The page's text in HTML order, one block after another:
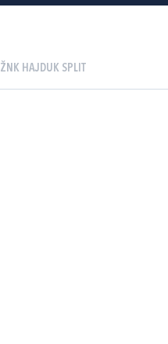
ŽNK HAJDUK SPLIT